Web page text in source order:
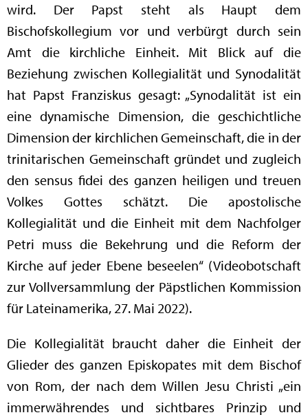
wird. Der Papst steht als Haupt dem
Bischofskollegium vor und verbürgt durch sein
Amt die kirchliche Einheit. Mit Blick auf die
Beziehung zwischen Kollegialität und Synodalität
hat Papst Franziskus gesagt: „Synodalität ist ein
eine dynamische Dimension, die geschichtliche
Dimension der kirchlichen Gemeinschaft, die in der
trinitarischen Gemeinschaft gründet und zugleich
den sensus fidei des ganzen heiligen und treuen
Volkes Gottes schätzt. Die apostolische
Kollegialität und die Einheit mit dem Nachfolger
Petri muss die Bekehrung und die Reform der
Kirche auf jeder Ebene beseelen“ (Videobotschaft
zur Vollversammlung der Päpstlichen Kommission
für Lateinamerika, 27. Mai 2022).
Die Kollegialität braucht daher die Einheit der
Glieder des ganzen Episkopates mit dem Bischof
von Rom, der nach dem Willen Jesu Christi „ein
immerwährendes und sichtbares Prinzip und